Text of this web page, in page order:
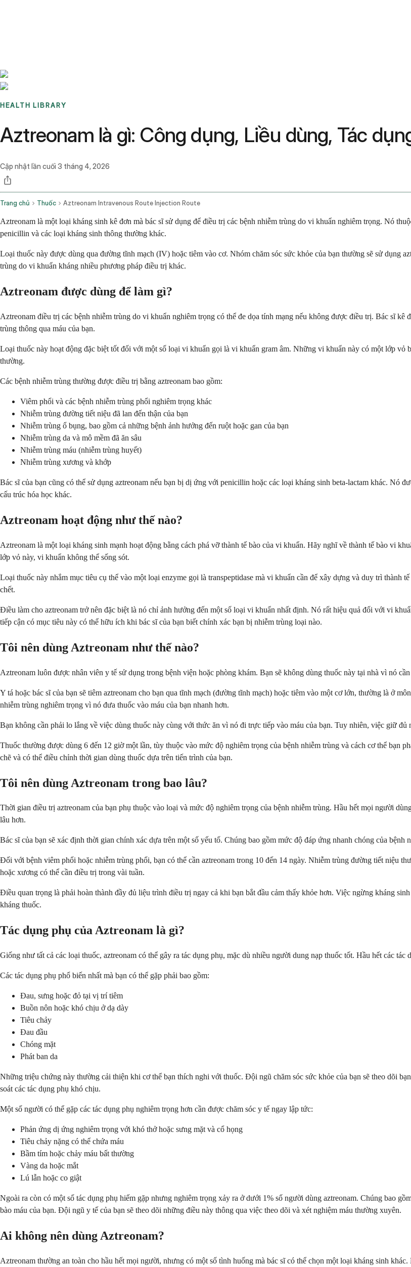
HEALTH LIBRARY
Aztreonam là gì: Công dụng, Liều dùng, Tác
Cập nhật lần cuối 3 tháng 4, 2026
Trang chủ Thuốc Aztreonam Intravenous Route Injection Route
Aztreonam là một loại kháng sinh kê đơn mà bác sĩ sử dụng để điều trị các bệnh nhiễm trùng do vi khuẩn nghiêm trọng. Nó
penicillin và các loại kháng sinh thông thường khác.
Loại thuốc này được dùng qua đường tĩnh mạch (IV) hoặc tiêm vào cơ. Nhóm chăm sóc sức khỏe của bạn thường sẽ sử dụng
trùng do vi khuẩn kháng nhiều phương pháp điều trị khác.
Aztreonam được dùng để làm gì?
Aztreonam điều trị các bệnh nhiễm trùng do vi khuẩn nghiêm trọng có thể đe dọa tính mạng nếu không được điều trị. Bác sĩ
trùng thông qua máu của bạn.
Loại thuốc này hoạt động đặc biệt tốt đối với một số loại vi khuẩn gọi là vi khuẩn gram âm. Những vi khuẩn này có một lớp vỏ
thường.
Các bệnh nhiễm trùng thường được điều trị bằng aztreonam bao gồm:
Viêm phổi và các bệnh nhiễm trùng phổi nghiêm trọng khác
Nhiễm trùng đường tiết niệu đã lan đến thận của bạn
Nhiễm trùng ổ bụng, bao gồm cả những bệnh ảnh hưởng đến ruột hoặc gan của bạn
Nhiễm trùng da và mô mềm đã ăn sâu
Nhiễm trùng máu (nhiễm trùng huyết)
Nhiễm trùng xương và khớp
Bác sĩ của bạn cũng có thể sử dụng aztreonam nếu bạn bị dị ứng với penicillin hoặc các loại kháng sinh beta-lactam khác.
cấu trúc hóa học khác.
Aztreonam hoạt động như thế nào?
Aztreonam là một loại kháng sinh mạnh hoạt động bằng cách phá vỡ thành tế bào của vi khuẩn. Hãy nghĩ về thành tế bào vi
lớp vỏ này, vi khuẩn không thể sống sót.
Loại thuốc này nhắm mục tiêu cụ thể vào một loại enzyme gọi là transpeptidase mà vi khuẩn cần để xây dựng và duy trì thành
chết.
Điều làm cho aztreonam trở nên đặc biệt là nó chỉ ảnh hưởng đến một số loại vi khuẩn nhất định. Nó rất hiệu quả đối với vi
tiếp cận có mục tiêu này có thể hữu ích khi bác sĩ của bạn biết chính xác bạn bị nhiễm trùng loại nào.
Tôi nên dùng Aztreonam như thế nào?
Aztreonam luôn được nhân viên y tế sử dụng trong bệnh viện hoặc phòng khám. Bạn sẽ không dùng thuốc này tại nhà vì nó
Y tá hoặc bác sĩ của bạn sẽ tiêm aztreonam cho bạn qua tĩnh mạch (đường tĩnh mạch) hoặc tiêm vào một cơ lớn, thường là ở
nhiễm trùng nghiêm trọng vì nó đưa thuốc vào máu của bạn nhanh hơn.
Bạn không cần phải lo lắng về việc dùng thuốc này cùng với thức ăn vì nó đi trực tiếp vào máu của bạn. Tuy nhiên, việc giữ
Thuốc thường được dùng 6 đến 12 giờ một lần, tùy thuộc vào mức độ nghiêm trọng của bệnh nhiễm trùng và cách cơ thể bạn
chẽ và có thể điều chỉnh thời gian dùng thuốc dựa trên tiến trình của bạn.
Tôi nên dùng Aztreonam trong bao lâu?
Thời gian điều trị aztreonam của bạn phụ thuộc vào loại và mức độ nghiêm trọng của bệnh nhiễm trùng. Hầu hết mọi người
lâu hơn.
Bác sĩ của bạn sẽ xác định thời gian chính xác dựa trên một số yếu tố. Chúng bao gồm mức độ đáp ứng nhanh chóng của
Đối với bệnh viêm phổi hoặc nhiễm trùng phổi, bạn có thể cần aztreonam trong 10 đến 14 ngày. Nhiễm trùng đường tiết niệu
hoặc xương có thể cần điều trị trong vài tuần.
Điều quan trọng là phải hoàn thành đầy đủ liệu trình điều trị ngay cả khi bạn bắt đầu cảm thấy khỏe hơn. Việc ngừng kháng
kháng thuốc.
Tác dụng phụ của Aztreonam là gì?
Giống như tất cả các loại thuốc, aztreonam có thể gây ra tác dụng phụ, mặc dù nhiều người dung nạp thuốc tốt. Hầu hết các
Các tác dụng phụ phổ biến nhất mà bạn có thể gặp phải bao gồm:
Đau, sưng hoặc đỏ tại vị trí tiêm
Buồn nôn hoặc khó chịu ở dạ dày
Tiêu chảy
Đau đầu
Chóng mặt
Phát ban da
Những triệu chứng này thường cải thiện khi cơ thể bạn thích nghi với thuốc. Đội ngũ chăm sóc sức khỏe của bạn sẽ theo dõi
soát các tác dụng phụ khó chịu.
Một số người có thể gặp các tác dụng phụ nghiêm trọng hơn cần được chăm sóc y tế ngay lập tức:
Phản ứng dị ứng nghiêm trọng với khó thở hoặc sưng mặt và cổ họng
Tiêu chảy nặng có thể chứa máu
Bầm tím hoặc chảy máu bất thường
Vàng da hoặc mắt
Lú lẫn hoặc co giật
Ngoài ra còn có một số tác dụng phụ hiếm gặp nhưng nghiêm trọng xảy ra ở dưới 1% số người dùng aztreonam. Chúng bao
bào máu của bạn. Đội ngũ y tế của bạn sẽ theo dõi những điều này thông qua việc theo dõi và xét nghiệm máu thường xuyên.
Ai không nên dùng Aztreonam?
Aztreonam thường an toàn cho hầu hết mọi người, nhưng có một số tình huống mà bác sĩ có thể chọn một loại kháng sinh